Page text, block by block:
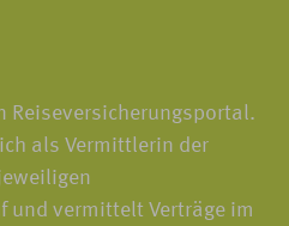
Reiseversicherungsportal.
als Vermittlerin der
und vermittelt Verträge im